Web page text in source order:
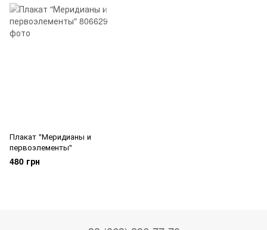
Плакат "Меридианы и
первоэлементы"
480 грн